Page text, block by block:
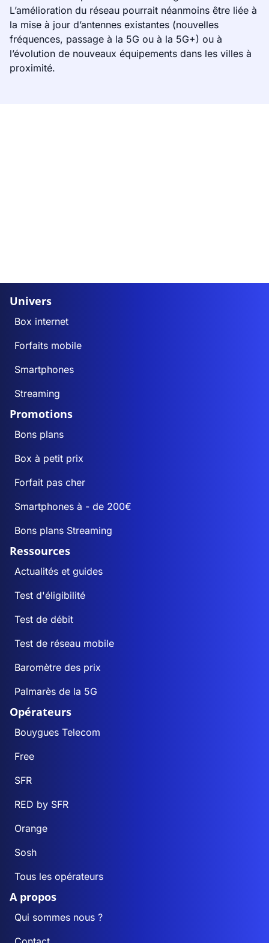
L’amélioration du réseau pourrait néanmoins être liée à
la mise à jour d’antennes existantes (nouvelles
fréquences, passage à la 5G ou à la 5G+) ou à
l’évolution de nouveaux équipements dans les villes à
proximité.
Univers
Box internet
Forfaits mobile
Smartphones
Streaming
Promotions
Bons plans
Box à petit prix
Forfait pas cher
Smartphones à - de 200€
Bons plans Streaming
Ressources
Actualités et guides
Test d'éligibilité
Test de débit
Test de réseau mobile
Baromètre des prix
Palmarès de la 5G
Opérateurs
Bouygues Telecom
Free
SFR
RED by SFR
Orange
Sosh
Tous les opérateurs
A propos
Qui sommes nous ?